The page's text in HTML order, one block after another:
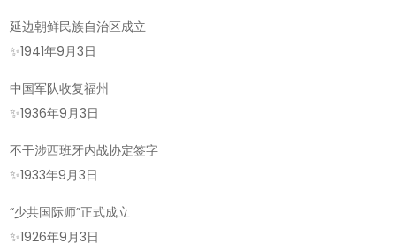
延边朝鲜民族自治区成立
✨1941年9月3日
中国军队收复福州
✨1936年9月3日
不干涉西班牙内战协定签字
✨1933年9月3日
“少共国际师”正式成立
✨1926年9月3日